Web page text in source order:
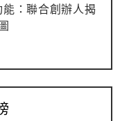
：聯合創辦人揭